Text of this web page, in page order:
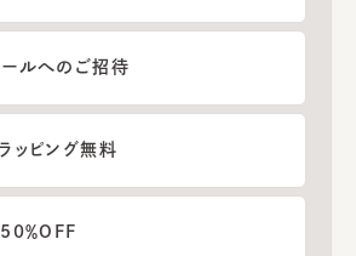
ールへのご招待
ッピング無料
50％OFF